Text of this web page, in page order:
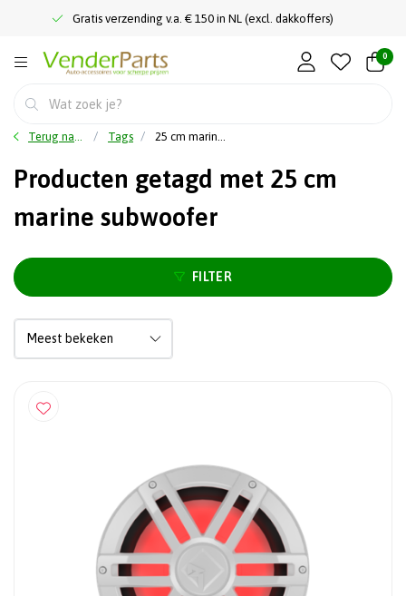
Gratis verzending v.a. € 150 in NL (excl. dakkoffers)
0
Terug naar home Tags 25 cm marine subwoofer
Producten getagd met 25 cm
marine subwoofer
FILTER